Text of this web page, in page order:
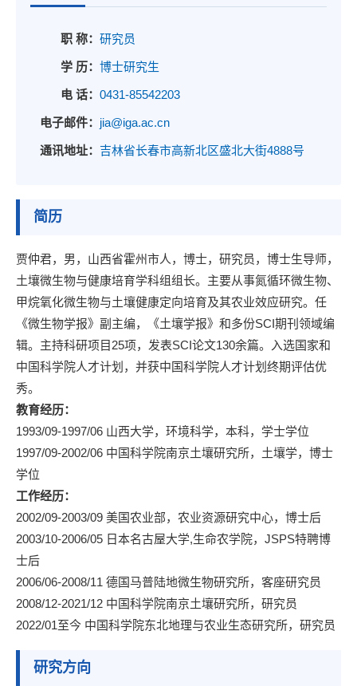
职 称： 研究员
学 历： 博士研究生
电 话： 0431-85542203
电子邮件： jia@iga.ac.cn
通讯地址： 吉林省长春市高新北区盛北大街4888号
简历
贾仲君，男，山西省霍州市人，博士，研究员，博士生导师，
土壤微生物与健康培育学科组组长。主要从事氮循环微生物、
甲烷氧化微生物与土壤健康定向培育及其农业效应研究。任
《微生物学报》副主编，《土壤学报》和多份SCI期刊领域编
辑。主持科研项目25项，发表SCI论文130余篇。入选国家和
中国科学院人才计划，并获中国科学院人才计划终期评估优
秀。
教育经历：
1993/09-1997/06 山西大学，环境科学，本科，学士学位
1997/09-2002/06 中国科学院南京土壤研究所，土壤学，博士
学位
工作经历：
2002/09-2003/09 美国农业部，农业资源研究中心，博士后
2003/10-2006/05 日本名古屋大学,生命农学院，JSPS特聘博
士后
2006/06-2008/11 德国马普陆地微生物研究所，客座研究员
2008/12-2021/12 中国科学院南京土壤研究所，研究员
2022/01至今 中国科学院东北地理与农业生态研究所，研究员
研究方向